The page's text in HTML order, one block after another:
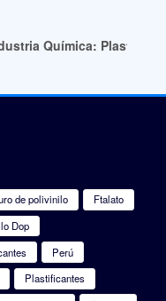
de ftalato de gran
Química:
de polivinilo
Ftalato
Dop
Perú
Plastificantes